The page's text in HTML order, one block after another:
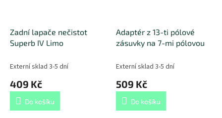
Zadní lapače nečistot
Superb IV Limo
Externí sklad 3-5 dní
409 Kč
Do košíku
Adaptér z 13-ti pólové
zásuvky na 7-mi pólovou
Externí sklad 3-5 dní
509 Kč
Do košíku